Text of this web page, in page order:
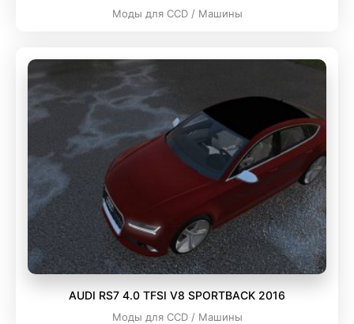
Моды для CCD / Машины
AUDI RS7 4.0 TFSI V8 SPORTBACK 2016
Моды для CCD / Машины